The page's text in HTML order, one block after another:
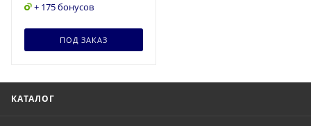
+ 175 бонусов
ПОД ЗАКАЗ
КАТАЛОГ